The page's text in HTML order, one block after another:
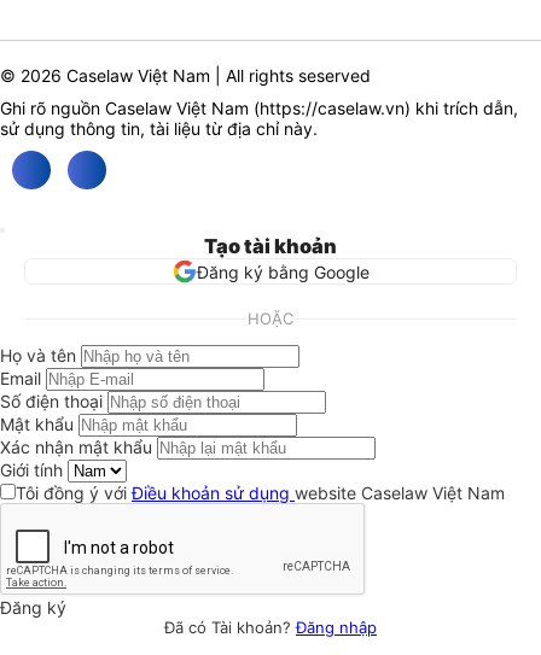
© 2026 Caselaw Việt Nam | All rights seserved
Ghi rõ nguồn Caselaw Việt Nam (https://caselaw.vn) khi trích dẫn,
sử dụng thông tin, tài liệu từ địa chỉ này.
Tạo tài khoản
Đăng ký bằng Google
HOẶC
Họ và tên
Email
Số điện thoại
Mật khẩu
Xác nhận mật khẩu
Giới tính
Tôi đồng ý vớiĐiều khoản sử dụng website Caselaw Việt Nam
Đăng ký
Đã có Tài khoản?Đăng nhập